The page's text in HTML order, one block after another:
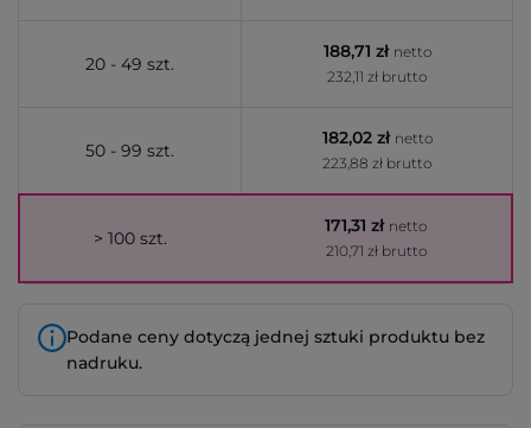
20 - 49 szt.
188,71 zł netto
232,11 zł brutto
50 - 99 szt.
182,02 zł netto
223,88 zł brutto
> 100 szt.
171,31 zł netto
210,71 zł brutto
Podane ceny dotyczą jednej sztuki produktu bez
nadruku.